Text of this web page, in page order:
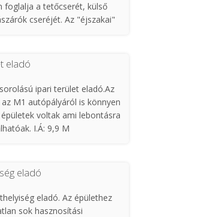
foglalja a tetőcserét, külső
cseréjét. Az "éjszakai"
az osztatlan közös udvar egy
eladó
ipari terület eladó.Az
M1 autópályáról is könnyen
voltak ami lebontásra
I.Á: 9,9 M
eladó
eladó. Az épülethez
sok hasznosítási